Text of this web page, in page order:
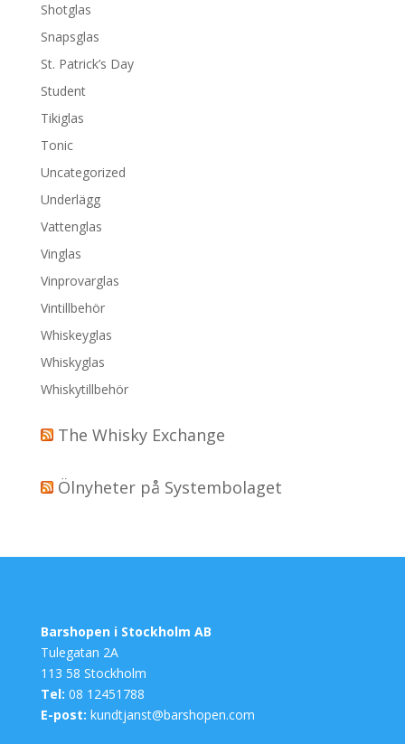
Shotglas
Snapsglas
St. Patrick’s Day
Student
Tikiglas
Tonic
Uncategorized
Underlägg
Vattenglas
Vinglas
Vinprovarglas
Vintillbehör
Whiskeyglas
Whiskyglas
Whiskytillbehör
The Whisky Exchange
Ölnyheter på Systembolaget
Barshopen i Stockholm AB
Tulegatan 2A
113 58 Stockholm
Tel: 08 12451788
E-post: kundtjanst@barshopen.com